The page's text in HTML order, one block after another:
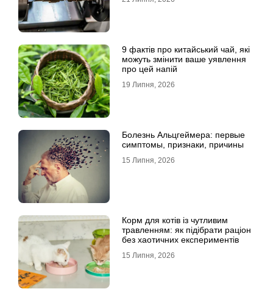
9 фактів про китайський чай, які
можуть змінити ваше уявлення
про цей напій
19 Липня, 2026
Болезнь Альцгеймера: первые
симптомы, признаки, причины
15 Липня, 2026
Корм для котів із чутливим
травленням: як підібрати раціон
без хаотичних експериментів
15 Липня, 2026